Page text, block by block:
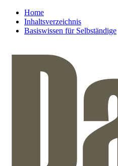
Home
Inhaltsverzeichnis
Basiswissen für Selbständige